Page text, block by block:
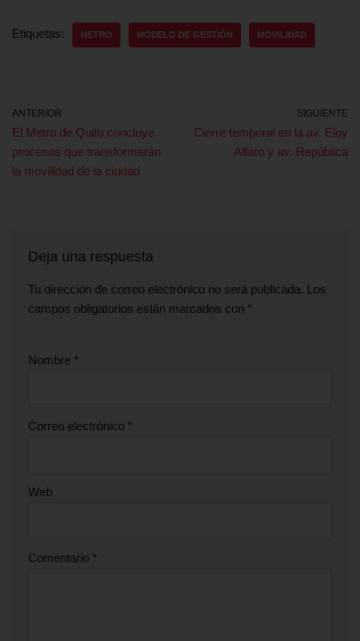
Etiquetas: METRO MODELO DE GESTIÓN MOVILIDAD
ANTERIOR
El Metro de Quito concluye
procesos que transformarán
la movilidad de la ciudad
SIGUIENTE
Cierre temporal en la av. Eloy
Alfaro y av. República
Deja una respuesta
Tu dirección de correo electrónico no será publicada. Los
campos obligatorios están marcados con *
Nombre *
Correo electrónico *
Web
Comentario *